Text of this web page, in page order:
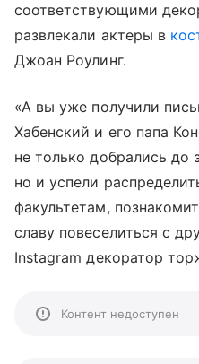
соответствующими
развлекали актеры в
Джоан Роулинг.
«А вы уже получили
Хабенский и его папа
не только добрались до
но и успели
факультетам,
славу повеселиться с
Instagram декоратор
Контент недоступен